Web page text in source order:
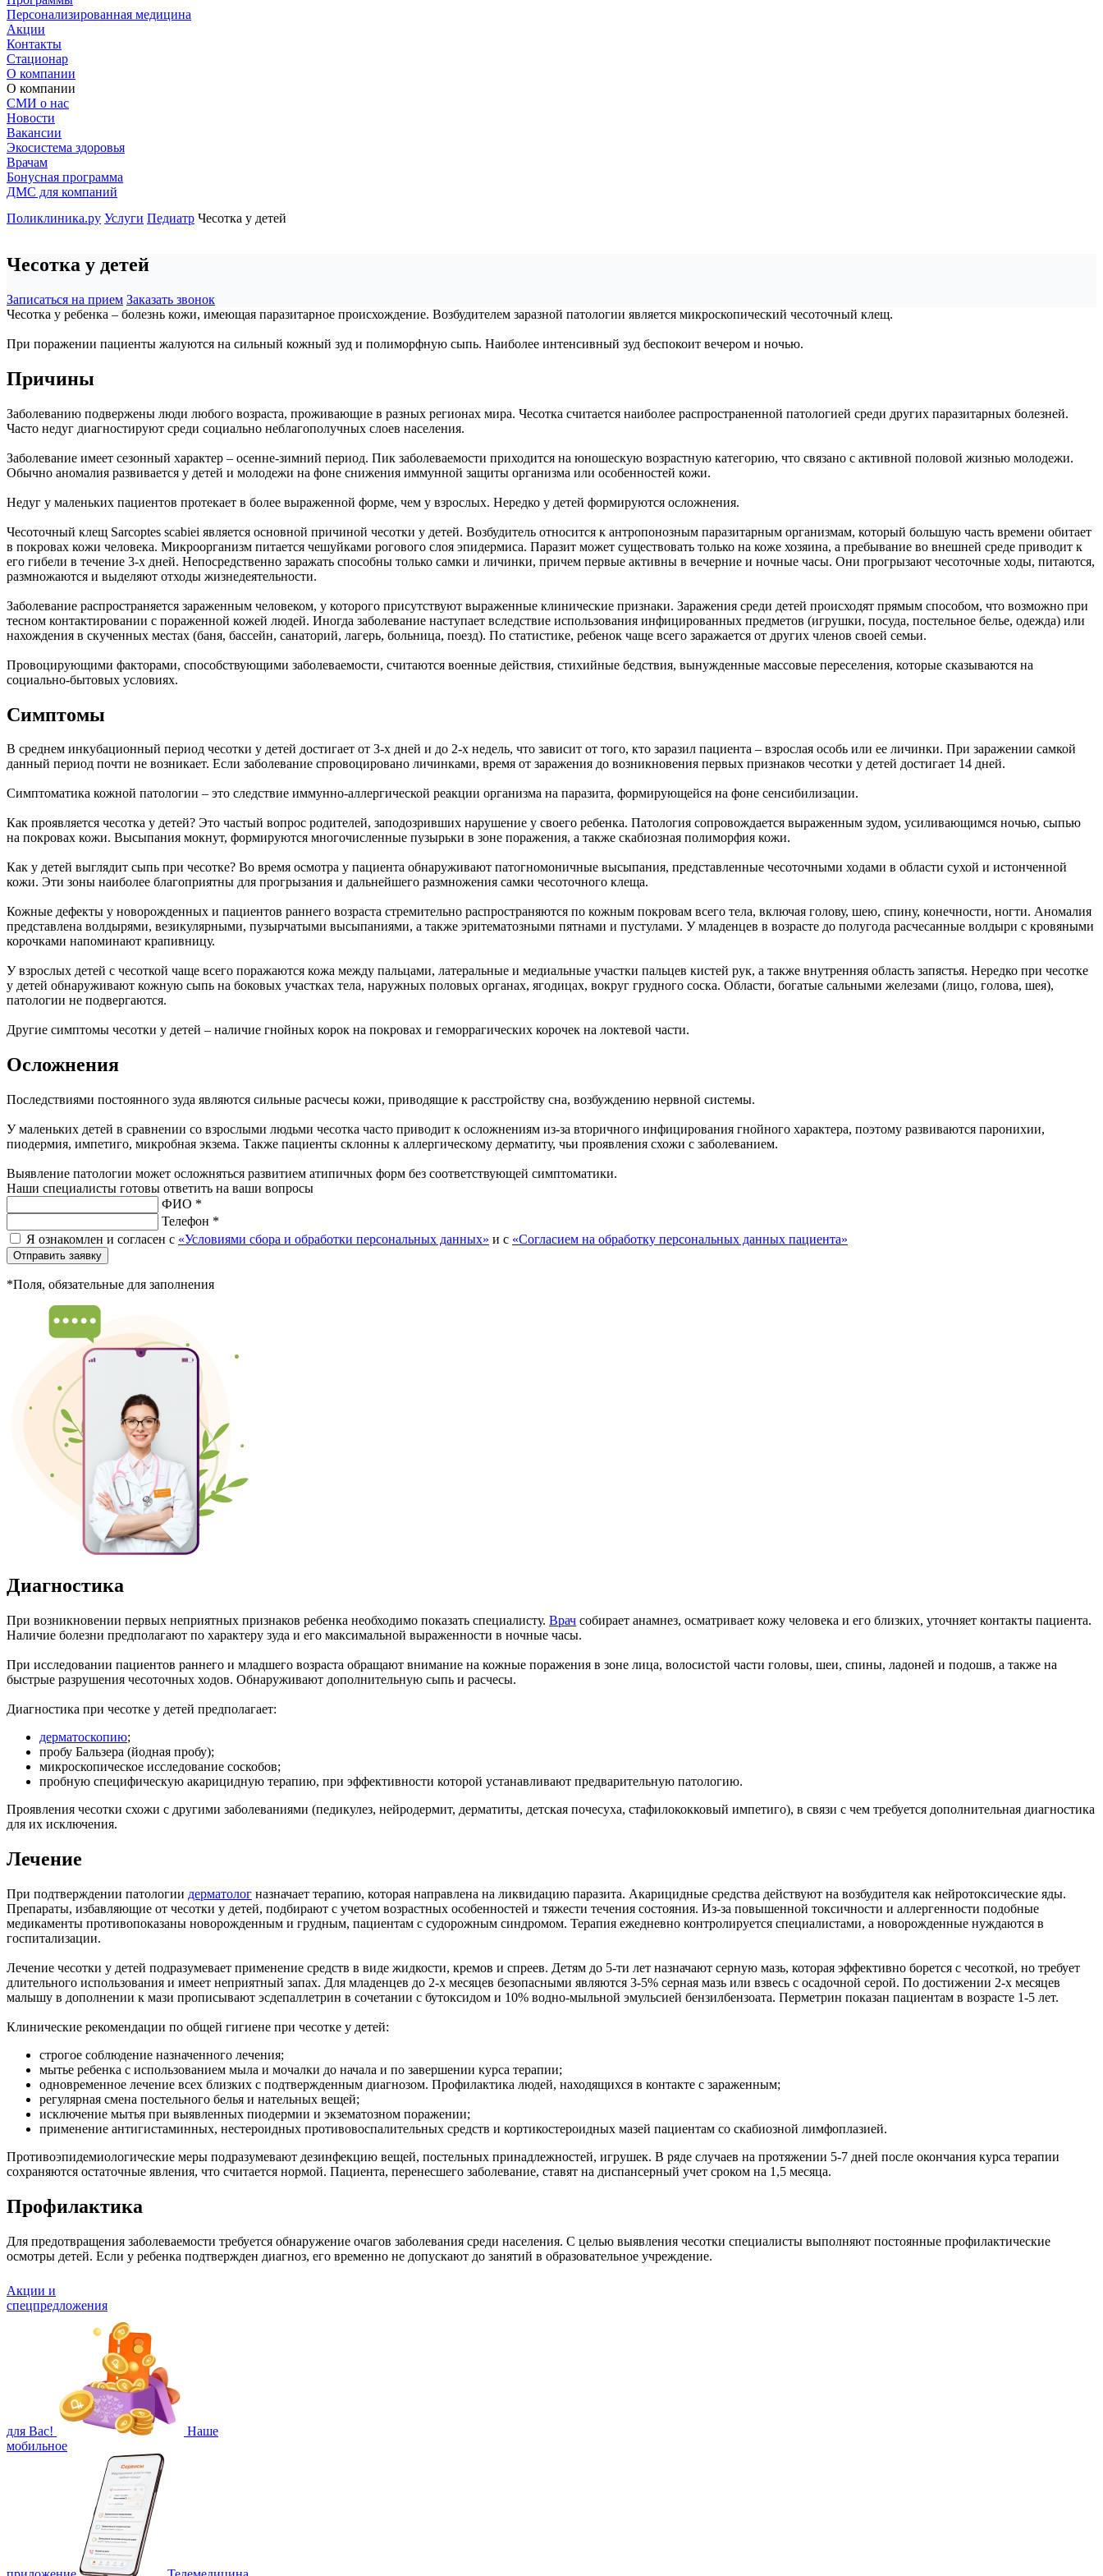
Персонализированная медицина
Акции
Контакты
Стационар
О компании
О компании
СМИ о нас
Новости
Вакансии
Экосистема здоровья
Врачам
Бонусная программа
ДМС для компаний
Поликлиника.ру Услуги Педиатр Чесотка у детей
Чесотка у детей
Записаться на прием Заказать звонок
Чесотка у ребенка – болезнь кожи, имеющая паразитарное происхождение. Возбудителем заразной патологии является микроскопический чесоточный клещ.
При поражении пациенты жалуются на сильный кожный зуд и полиморфную сыпь. Наиболее интенсивный зуд беспокоит вечером и ночью.
Причины
Заболеванию подвержены люди любого возраста, проживающие в разных регионах мира. Чесотка считается наиболее распространенной патологией среди других паразитарных болезней.
Часто недуг диагностируют среди социально неблагополучных слоев населения.
Заболевание имеет сезонный характер – осенне-зимний период. Пик заболеваемости приходится на юношескую возрастную категорию, что связано с активной половой жизнью молодежи.
Обычно аномалия развивается у детей и молодежи на фоне снижения иммунной защиты организма или особенностей кожи.
Недуг у маленьких пациентов протекает в более выраженной форме, чем у взрослых. Нередко у детей формируются осложнения.
Чесоточный клещ Sarcoptes scabiei является основной причиной чесотки у детей. Возбудитель относится к антропонозным паразитарным организмам, который большую часть времени обитает
в покровах кожи человека. Микроорганизм питается чешуйками рогового слоя эпидермиса. Паразит может существовать только на коже хозяина, а пребывание во внешней среде приводит к
его гибели в течение 3-х дней. Непосредственно заражать способны только самки и личинки, причем первые активны в вечерние и ночные часы. Они прогрызают чесоточные ходы, питаются,
размножаются и выделяют отходы жизнедеятельности.
Заболевание распространяется зараженным человеком, у которого присутствуют выраженные клинические признаки. Заражения среди детей происходят прямым способом, что возможно при
тесном контактировании с пораженной кожей людей. Иногда заболевание наступает вследствие использования инфицированных предметов (игрушки, посуда, постельное белье, одежда) или
нахождения в скученных местах (баня, бассейн, санаторий, лагерь, больница, поезд). По статистике, ребенок чаще всего заражается от других членов своей семьи.
Провоцирующими факторами, способствующими заболеваемости, считаются военные действия, стихийные бедствия, вынужденные массовые переселения, которые сказываются на
социально-бытовых условиях.
Симптомы
В среднем инкубационный период чесотки у детей достигает от 3-х дней и до 2-х недель, что зависит от того, кто заразил пациента – взрослая особь или ее личинки. При заражении самкой
данный период почти не возникает. Если заболевание спровоцировано личинками, время от заражения до возникновения первых признаков чесотки у детей достигает 14 дней.
Симптоматика кожной патологии – это следствие иммунно-аллергической реакции организма на паразита, формирующейся на фоне сенсибилизации.
Как проявляется чесотка у детей? Это частый вопрос родителей, заподозривших нарушение у своего ребенка. Патология сопровождается выраженным зудом, усиливающимся ночью, сыпью
на покровах кожи. Высыпания мокнут, формируются многочисленные пузырьки в зоне поражения, а также скабиозная полиморфия кожи.
Как у детей выглядит сыпь при чесотке? Во время осмотра у пациента обнаруживают патогномоничные высыпания, представленные чесоточными ходами в области сухой и истонченной
кожи. Эти зоны наиболее благоприятны для прогрызания и дальнейшего размножения самки чесоточного клеща.
Кожные дефекты у новорожденных и пациентов раннего возраста стремительно распространяются по кожным покровам всего тела, включая голову, шею, спину, конечности, ногти. Аномалия
представлена волдырями, везикулярными, пузырчатыми высыпаниями, а также эритематозными пятнами и пустулами. У младенцев в возрасте до полугода расчесанные волдыри с кровяными
корочками напоминают крапивницу.
У взрослых детей с чесоткой чаще всего поражаются кожа между пальцами, латеральные и медиальные участки пальцев кистей рук, а также внутренняя область запястья. Нередко при чесотке
у детей обнаруживают кожную сыпь на боковых участках тела, наружных половых органах, ягодицах, вокруг грудного соска. Области, богатые сальными железами (лицо, голова, шея),
патологии не подвергаются.
Другие симптомы чесотки у детей – наличие гнойных корок на покровах и геморрагических корочек на локтевой части.
Осложнения
Последствиями постоянного зуда являются сильные расчесы кожи, приводящие к расстройству сна, возбуждению нервной системы.
У маленьких детей в сравнении со взрослыми людьми чесотка часто приводит к осложнениям из-за вторичного инфицирования гнойного характера, поэтому развиваются паронихии,
пиодермия, импетиго, микробная экзема. Также пациенты склонны к аллергическому дерматиту, чьи проявления схожи с заболеванием.
Выявление патологии может осложняться развитием атипичных форм без соответствующей симптоматики.
Наши специалисты готовы ответить на ваши вопросы
ФИО *
Телефон *
Я ознакомлен и согласен с «Условиями сбора и обработки персональных данных» и с «Согласием на обработку персональных данных пациента»
Отправить заявку
*Поля, обязательные для заполнения
Диагностика
При возникновении первых неприятных признаков ребенка необходимо показать специалисту. Врач собирает анамнез, осматривает кожу человека и его близких, уточняет контакты пациента.
Наличие болезни предполагают по характеру зуда и его максимальной выраженности в ночные часы.
При исследовании пациентов раннего и младшего возраста обращают внимание на кожные поражения в зоне лица, волосистой части головы, шеи, спины, ладоней и подошв, а также на
быстрые разрушения чесоточных ходов. Обнаруживают дополнительную сыпь и расчесы.
Диагностика при чесотке у детей предполагает:
дерматоскопию;
пробу Бальзера (йодная пробу);
микроскопическое исследование соскобов;
пробную специфическую акарицидную терапию, при эффективности которой устанавливают предварительную патологию.
Проявления чесотки схожи с другими заболеваниями (педикулез, нейродермит, дерматиты, детская почесуха, стафилококковый импетиго), в связи с чем требуется дополнительная диагностика
для их исключения.
Лечение
При подтверждении патологии дерматолог назначает терапию, которая направлена на ликвидацию паразита. Акарицидные средства действуют на возбудителя как нейротоксические яды.
Препараты, избавляющие от чесотки у детей, подбирают с учетом возрастных особенностей и тяжести течения состояния. Из-за повышенной токсичности и аллергенности подобные
медикаменты противопоказаны новорожденным и грудным, пациентам с судорожным синдромом. Терапия ежедневно контролируется специалистами, а новорожденные нуждаются в
госпитализации.
Лечение чесотки у детей подразумевает применение средств в виде жидкости, кремов и спреев. Детям до 5-ти лет назначают серную мазь, которая эффективно борется с чесоткой, но требует
длительного использования и имеет неприятный запах. Для младенцев до 2-х месяцев безопасными являются 3-5% серная мазь или взвесь с осадочной серой. По достижении 2-х месяцев
малышу в дополнении к мази прописывают эсдепаллетрин в сочетании с бутоксидом и 10% водно-мыльной эмульсией бензилбензоата. Перметрин показан пациентам в возрасте 1-5 лет.
Клинические рекомендации по общей гигиене при чесотке у детей:
строгое соблюдение назначенного лечения;
мытье ребенка с использованием мыла и мочалки до начала и по завершении курса терапии;
одновременное лечение всех близких с подтвержденным диагнозом. Профилактика людей, находящихся в контакте с зараженным;
регулярная смена постельного белья и нательных вещей;
исключение мытья при выявленных пиодермии и экзематозном поражении;
применение антигистаминных, нестероидных противовоспалительных средств и кортикостероидных мазей пациентам со скабиозной лимфоплазией.
Противоэпидемиологические меры подразумевают дезинфекцию вещей, постельных принадлежностей, игрушек. В ряде случаев на протяжении 5-7 дней после окончания курса терапии
сохраняются остаточные явления, что считается нормой. Пациента, перенесшего заболевание, ставят на диспансерный учет сроком на 1,5 месяца.
Профилактика
Для предотвращения заболеваемости требуется обнаружение очагов заболевания среди населения. С целью выявления чесотки специалисты выполняют постоянные профилактические
осмотры детей. Если у ребенка подтвержден диагноз, его временно не допускают до занятий в образовательное учреждение.
Акции и
спецпредложения
для Вас!
Наше
мобильное